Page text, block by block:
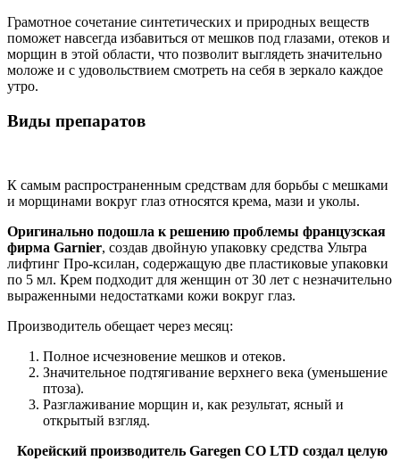
Грамотное сочетание синтетических и природных веществ
поможет навсегда избавиться от мешков под глазами, отеков и
морщин в этой области, что позволит выглядеть значительно
моложе и с удовольствием смотреть на себя в зеркало каждое
утро.
Виды препаратов
К самым распространенным средствам для борьбы с мешками
и морщинами вокруг глаз относятся крема, мази и уколы.
Оригинально подошла к решению проблемы французская
фирма Garnier, создав двойную упаковку средства Ультра
лифтинг Про-ксилан, содержащую две пластиковые упаковки
по 5 мл. Крем подходит для женщин от 30 лет с незначительно
выраженными недостатками кожи вокруг глаз.
Производитель обещает через месяц:
Полное исчезновение мешков и отеков.
Значительное подтягивание верхнего века (уменьшение
птоза).
Разглаживание морщин и, как результат, ясный и
открытый взгляд.
Корейский производитель Garegen CO LTD создал целую